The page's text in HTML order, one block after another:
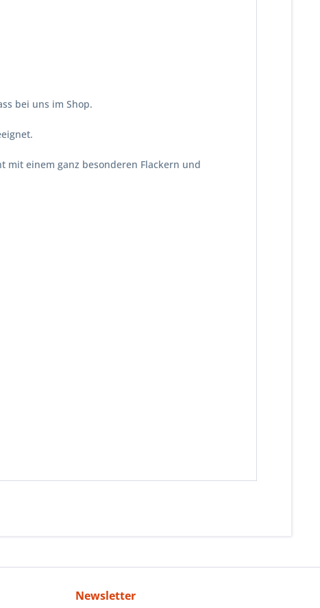
bei uns im Shop.
mit einem ganz besonderen Flackern und
Newsletter